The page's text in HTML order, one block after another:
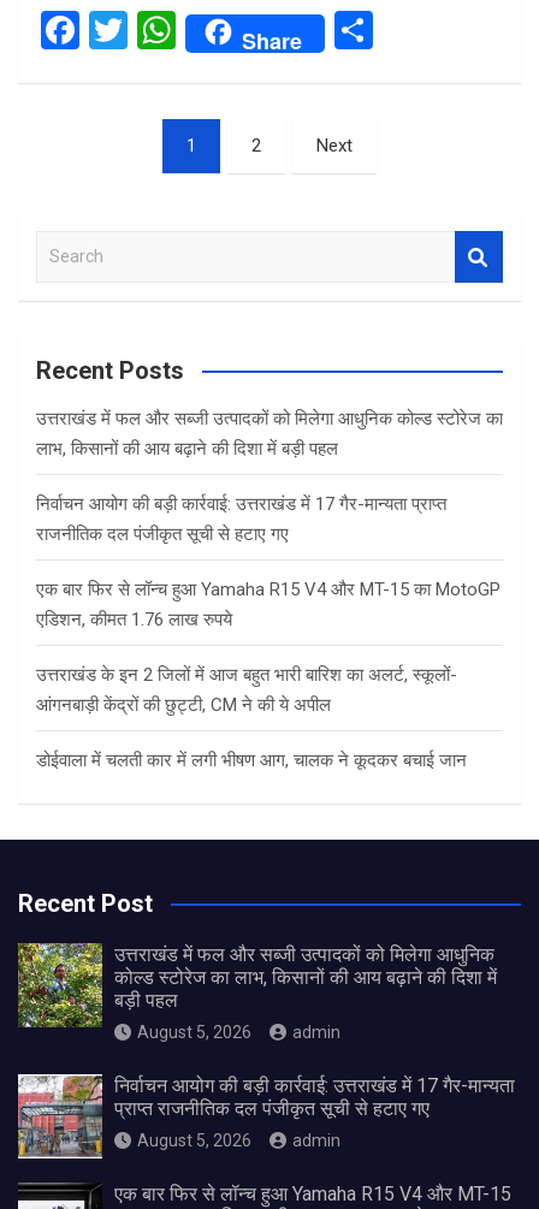
F
k
T
W
h
at
s
A
Share
1 2 Next
a
c
Recent Posts
उत्तराखंड में फल और सब्जी उत्पादकों को मिलेगा आधुनिक कोल्ड स्टोरेज का
लाभ, किसानों की आय बढ़ाने की दिशा में बड़ी पहल
निर्वाचन आयोग की बड़ी कार्रवाई: उत्तराखंड में 17 गैर-मान्यता प्राप्त
राजनीतिक दल पंजीकृत सूची से हटाए गए
एक बार फिर से लॉन्च हुआ Yamaha R15 V4 और MT-15 का MotoGP
एडिशन, कीमत 1.76 लाख रुपये
उत्तराखंड के इन 2 जिलों में आज बहुत भारी बारिश का अलर्ट, स्कूलों-
आंगनबाड़ी केंद्रों की छुट्टी, CM ने की ये अपील
डोईवाला में चलती कार में लगी भीषण आग, चालक ने कूदकर बचाई जान
Recent Post
उत्तराखंड में फल और सब्जी उत्पादकों को मिलेगा आधुनिक
कोल्ड स्टोरेज का लाभ, किसानों की आय बढ़ाने की दिशा में
बड़ी पहल
August 5, 2026 admin
निर्वाचन आयोग की बड़ी कार्रवाई: उत्तराखंड में 17 गैर-मान्यता
प्राप्त राजनीतिक दल पंजीकृत सूची से हटाए गए
August 5, 2026 admin
एक बार फिर से लॉन्च हुआ Yamaha R15 V4 और MT-15